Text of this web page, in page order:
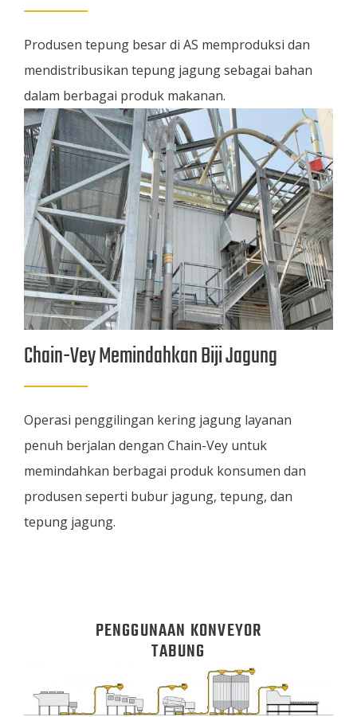
Produsen tepung besar di AS memproduksi dan
mendistribusikan tepung jagung sebagai bahan
dalam berbagai produk makanan.
Chain-Vey Memindahkan Biji Jagung
Operasi penggilingan kering jagung layanan
penuh berjalan dengan Chain-Vey untuk
memindahkan berbagai produk konsumen dan
produsen seperti bubur jagung, tepung, dan
tepung jagung.
PENGGUNAAN KONVEYOR
TABUNG